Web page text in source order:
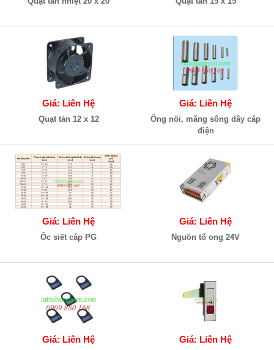
Giá: Liên Hệ
Quạt tản 12 x 12
Giá: Liên Hệ
Ống nối, măng sông dây cáp
điện
Giá: Liên Hệ
Ốc siết cáp PG
Giá: Liên Hệ
Nguồn tổ ong 24V
Giá: Liên Hệ Giá: Liên Hệ